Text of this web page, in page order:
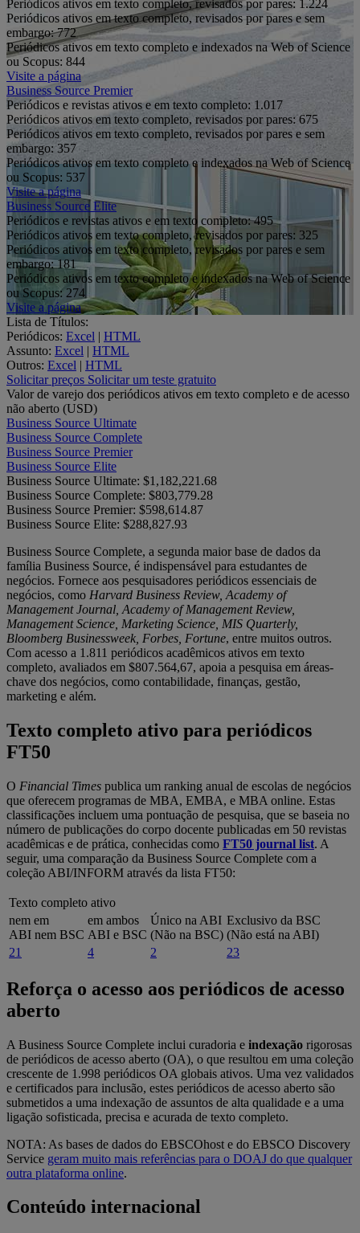
Periódicos ativos em texto completo, revisados por pares: 1.224
Periódicos ativos em texto completo, revisados por pares e sem
embargo:772
Periódicos ativos em texto completo e indexados na Web of Science
ou Scopus: 844
Visite a página
Business Source Premier
Periódicos e revistas ativos e em texto completo: 1.017
Periódicos ativos em texto completo, revisados por pares:675
Periódicos ativos em texto completo, revisados por pares e sem
embargo: 357
Periódicos ativos em texto completo e indexados na Web of Science
ou Scopus: 537
Visite a página
Business Source Elite
Periódicos e revistas ativos e em texto completo:495
Periódicos ativos em texto completo, revisados por pares: 325
Periódicos ativos em texto completo, revisados por pares e sem
embargo:181
Periódicos ativos em texto completo e indexados na Web of Science
ou Scopus: 274
Visite a página
Lista de Títulos:
Periódicos: Excel | HTML
Assunto: Excel | HTML
Outros: Excel | HTML
Solicitar preços Solicitar um teste gratuito
Valor de varejo dos periódicos ativos em texto completo e de acesso
não aberto (USD)
Business Source Ultimate
Business Source Complete
Business Source Premier
Business Source Elite
Business Source Ultimate: $1,182,221.68
Business Source Complete: $803,779.28
Business Source Premier: $598,614.87
Business Source Elite: $288,827.93
Business Source Complete, a segunda maior base de dados da
família Business Source, é indispensável para estudantes de
negócios. Fornece aos pesquisadores periódicos essenciais de
negócios, como Harvard Business Review, Academy of
Management Journal, Academy of Management Review,
Management Science, Marketing Science, MIS Quarterly,
Bloomberg Businessweek, Forbes, Fortune, entre muitos outros.
Com acesso a 1.811 periódicos acadêmicos ativos em texto
completo, avaliados em $807.564,67, apoia a pesquisa em áreas-
chave dos negócios, como contabilidade, finanças, gestão,
marketing e além.
Texto completo ativo para periódicos
FT50
O Financial Times publica um ranking anual de escolas de negócios
que oferecem programas de MBA, EMBA, e MBA online. Estas
classificações incluem uma pontuação de pesquisa, que se baseia no
número de publicações do corpo docente publicadas em 50 revistas
acadêmicas e de prática, conhecidas como FT50 journal list. A
seguir, uma comparação da Business Source Complete com a
coleção ABI/INFORM através da lista FT50:
Texto completo ativo
nem em
ABI nem BSC
em ambos
ABI e BSC
Único na ABI
(Não na BSC)
Exclusivo da BSC
(Não está na ABI)
21
4 2 23
Reforça o acesso aos periódicos de acesso
aberto
A Business Source Complete inclui curadoria e indexação rigorosas
de periódicos de acesso aberto (OA), o que resultou em uma coleção
crescente de 1.998 periódicos OA globais ativos. Uma vez validados
e certificados para inclusão, estes periódicos de acesso aberto são
submetidos a uma indexação de assuntos de alta qualidade e a uma
ligação sofisticada, precisa e acurada de texto completo.
NOTA: As bases de dados do EBSCOhost e do EBSCO Discovery
Service geram muito mais referências para o DOAJ do que qualquer
outra plataforma online.
Conteúdo internacional